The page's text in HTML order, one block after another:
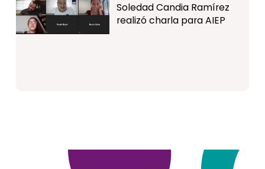
Soledad Candia Ramírez
realizó charla para AIEP